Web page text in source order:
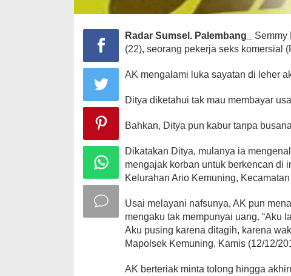
Radar Sumsel. Palembang_ Semmy
(22), seorang pekerja seks komersial
AK mengalami luka sayatan di leher
Ditya diketahui tak mau membayar
Bahkan, Ditya pun kabur tanpa
Dikatakan Ditya, mulanya ia
mengajak korban untuk berkencan di
Kelurahan Ario Kemuning,
Usai melayani nafsunya, AK pun
mengaku tak mempunyai uang. “Aku
Aku pusing karena ditagih, karena
Mapolsek Kemuning, Kamis (12/12/
AK berteriak minta tolong hingga